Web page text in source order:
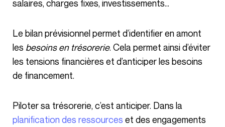
salaires, charges fixes, investissements…
Le bilan prévisionnel permet d’identifier en amont
les besoins en trésorerie. Cela permet ainsi d’éviter
les tensions financières et d’anticiper les besoins
de financement.
Piloter sa trésorerie, c’est anticiper. Dans la
planification des ressources et des engagements